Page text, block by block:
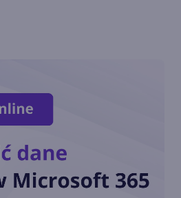
Windows 11 staje się
platformą dla AI i agentów.
Nowości na Ignite 2025